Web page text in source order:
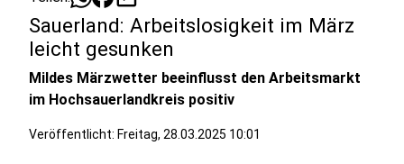
Sauerland: Arbeitslosigkeit im März
leicht gesunken
Mildes Märzwetter beeinflusst den Arbeitsmarkt
im Hochsauerlandkreis positiv
Veröffentlicht: Freitag, 28.03.2025 10:01